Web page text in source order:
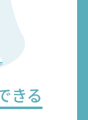
きる